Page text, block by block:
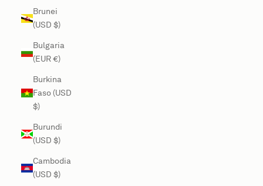
Brunei
(USD $)
Bulgaria
(EUR €)
Burkina
Faso (USD
$)
Burundi
(USD $)
Cambodia
(USD $)